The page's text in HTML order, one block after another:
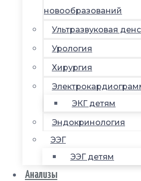
новообразований
Ультразвуковая
Урология
Хирургия
ЭКГ детям
Эндокринология
ЭЭГ
ЭЭГ детям
Анализы